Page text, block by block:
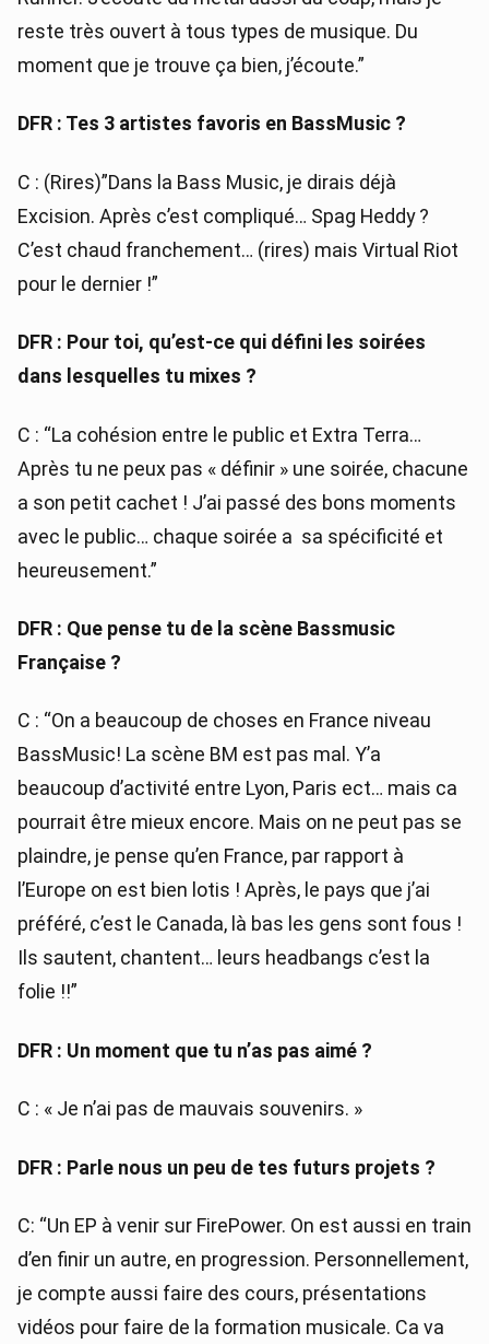
reste très ouvert à tous types de musique. Du
moment que je trouve ça bien, j’écoute.”
DFR : Tes 3 artistes favoris en BassMusic ?
C : (Rires)”Dans la Bass Music, je dirais déjà
Excision. Après c’est compliqué… Spag Heddy ?
C’est chaud franchement… (rires) mais Virtual Riot
pour le dernier !”
DFR : Pour toi, qu’est-ce qui défini les soirées
dans lesquelles tu mixes ?
C : “La cohésion entre le public et Extra Terra…
Après tu ne peux pas « définir » une soirée, chacune
a son petit cachet ! J’ai passé des bons moments
avec le public… chaque soirée a sa spécificité et
heureusement.”
DFR : Que pense tu de la scène Bassmusic
Française ?
C : “On a beaucoup de choses en France niveau
BassMusic! La scène BM est pas mal. Y’a
beaucoup d’activité entre Lyon, Paris ect… mais ca
pourrait être mieux encore. Mais on ne peut pas se
plaindre, je pense qu’en France, par rapport à
l’Europe on est bien lotis ! Après, le pays que j’ai
préféré, c’est le Canada, là bas les gens sont fous !
Ils sautent, chantent… leurs headbangs c’est la
folie !!”
DFR : Un moment que tu n’as pas aimé ?
C : « Je n’ai pas de mauvais souvenirs. »
DFR : Parle nous un peu de tes futurs projets ?
C: “Un EP à venir sur FirePower. On est aussi en train
d’en finir un autre, en progression. Personnellement,
je compte aussi faire des cours, présentations
vidéos pour faire de la formation musicale. Ca va